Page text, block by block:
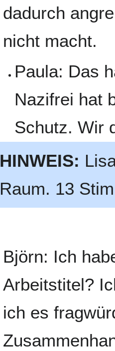
dadurch
nicht macht.
Paula: Das
Nazifrei hat
Schutz. Wir
HINWEIS:
Raum. 13
Björn: Ich
Arbeitstitel?
ich es